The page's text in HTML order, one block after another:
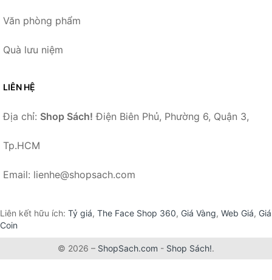
Văn phòng phẩm
Quà lưu niệm
LIÊN HỆ
Địa chỉ: Shop Sách! Điện Biên Phủ, Phường 6, Quận 3,
Tp.HCM
Email: lienhe@shopsach.com
Liên kết hữu ích: Tỷ giá, The Face Shop 360, Giá Vàng, Web Giá, Giá
Coin
© 2026 – ShopSach.com - Shop Sách!.